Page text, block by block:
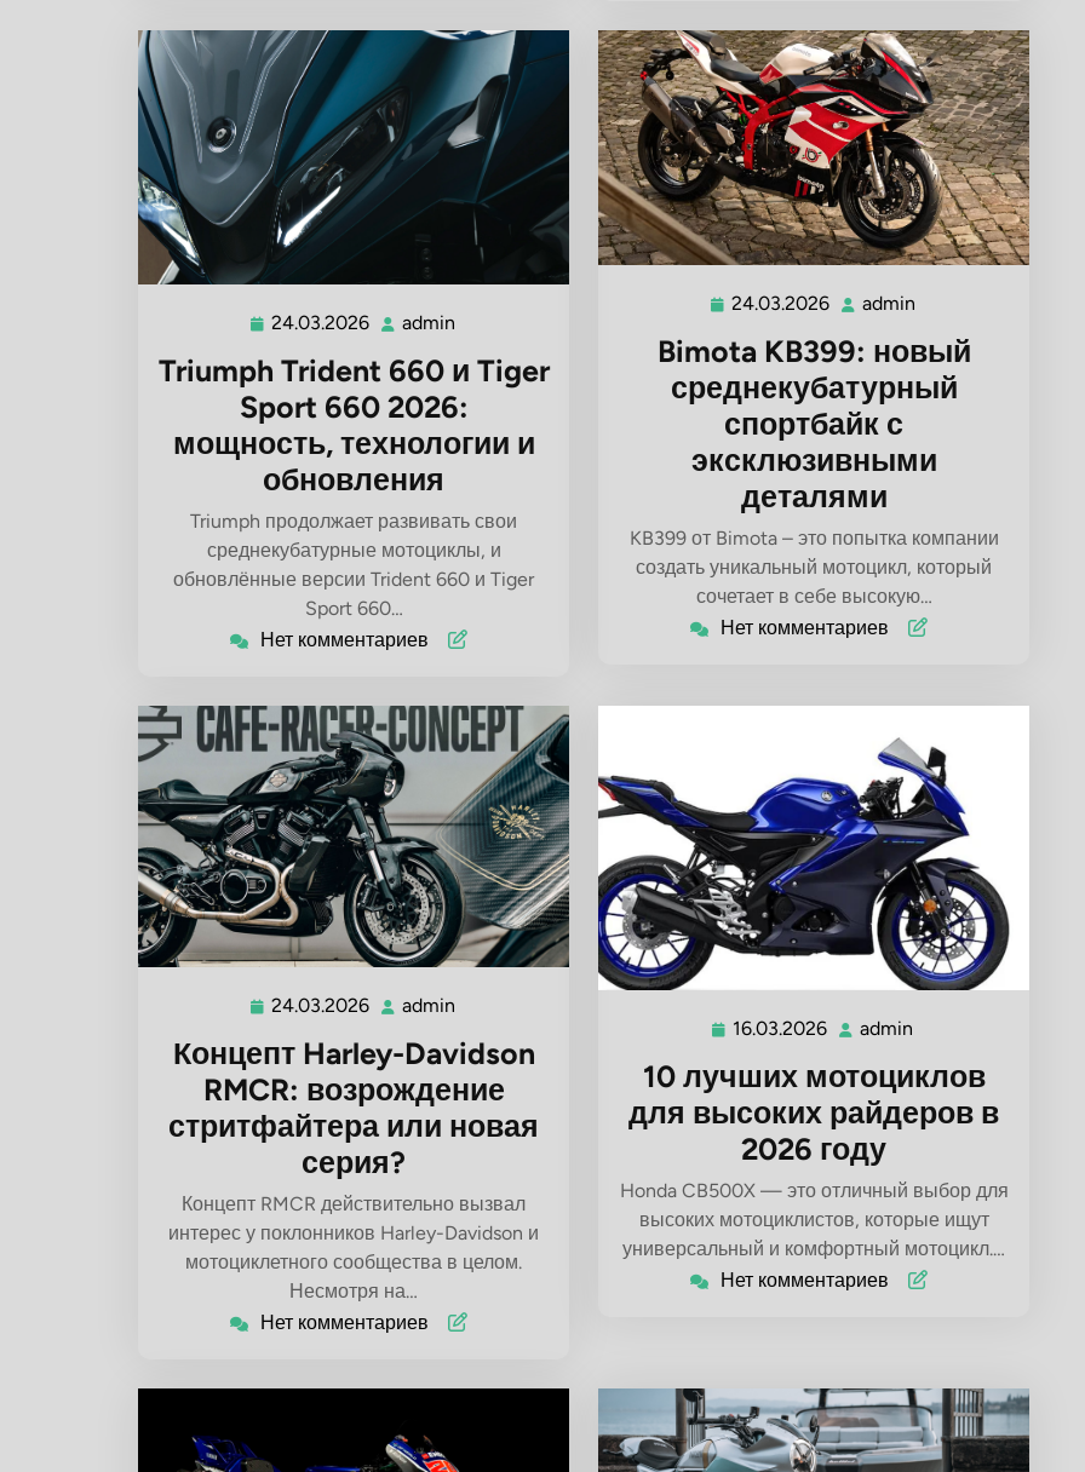
24.03.2026 24.03.2026
admin
Triumph Trident 660 и Tiger
Sport 660 2026:
мощность, технологии и
обновления
Triumph продолжает развивать свои
среднекубатурные мотоциклы, и
обновлённые версии Trident 660 и Tiger
Sport 660…
Нет комментариев
24.03.2026 24.03.2026
admin
Bimota KB399: новый
среднекубатурный
спортбайк с
эксклюзивными
деталями
KB399 от Bimota – это попытка компании
создать уникальный мотоцикл, который
сочетает в себе высокую…
Нет комментариев
24.03.2026 24.03.2026
admin
Концепт Harley-Davidson
RMCR: возрождение
стритфайтера или новая
серия?
Концепт RMCR действительно вызвал
интерес у поклонников Harley-Davidson и
мотоциклетного сообщества в целом.
Несмотря на…
Нет комментариев
16.03.2026 16.03.2026
admin
10 лучших мотоциклов
для высоких райдеров в
2026 году
Honda CB500X — это отличный выбор для
высоких мотоциклистов, которые ищут
универсальный и комфортный мотоцикл.…
Нет комментариев